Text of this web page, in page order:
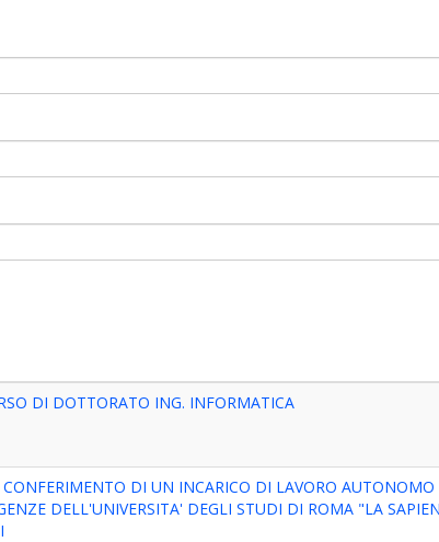
DI DOTTORATO ING. INFORMATICA
DI UN INCARICO DI LAVORO AUTONOMO
DELL'UNIVERSITA' DEGLI STUDI DI ROMA "LA